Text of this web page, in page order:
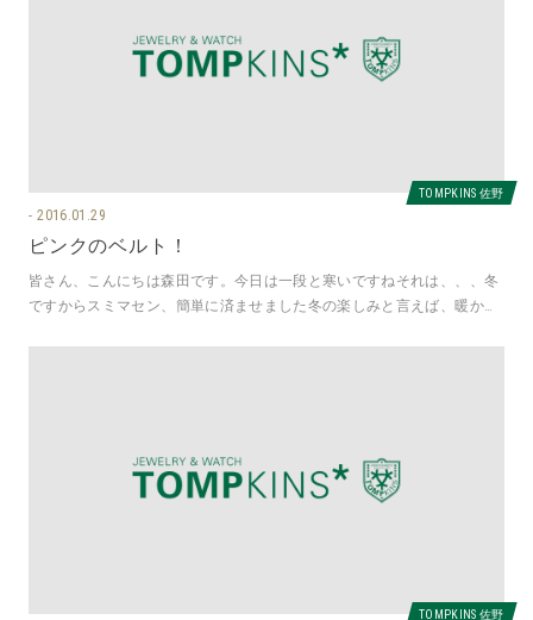
TOMPKINS 佐野
2016.01.29
ピンクのベルト！
皆さん、こんにちは森田です。今日は一段と寒いですねそれは、、、冬
ですからスミマセン、簡単に済ませました冬の楽しみと言えば、暖かい
TOMPKINS 佐野